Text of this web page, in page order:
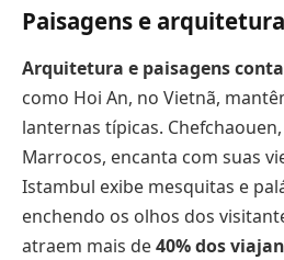
Paisagens e
Arquitetura e paisagens
como Hoi An, no Vietnã,
lanternas típicas. Chefchaouen,
Marrocos, encanta com suas
Istambul exibe mesquitas e
enchendo os olhos dos
atraem mais de40% dos